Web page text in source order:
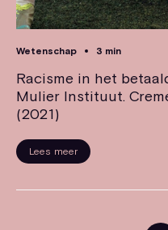
Wetenschap 3 min
Racisme in het
Mulier Instituut.
(2021)
Lees meer